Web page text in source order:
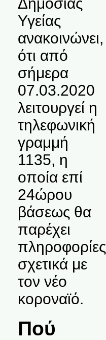
Υγείας
ανακοινώνει,
ότι από
σήμερα
07.03.2020
λειτουργεί η
τηλεφωνική
γραμμή
1135, η
οποία επί
24ώρου
βάσεως θα
παρέχει
πληροφορίες
σχετικά με
τον νέο
κοροναϊό.
Πού